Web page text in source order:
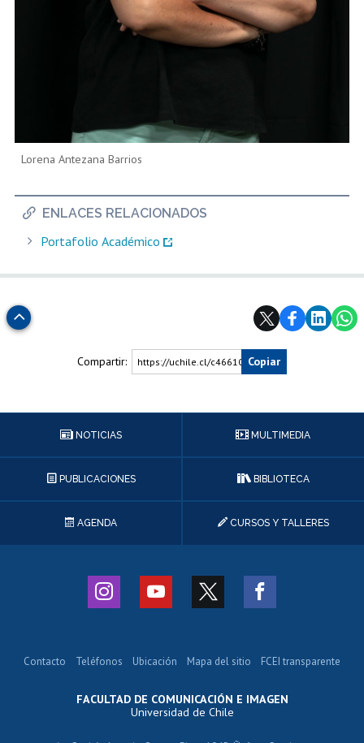
Lorena Antezana Barrios
ENLACES RELACIONADOS
Portafolio Académico
Subir
Compartir: https://uchile.cl/c46610 Copiar
NOTICIAS MULTIMEDIA
PUBLICACIONES BIBLIOTECA
AGENDA CURSOS Y TALLERES
FACULTAD DE COMUNICACIÓN E IMAGEN
Universidad de Chile
Contacto Teléfonos Ubicación Mapa del sitio FCEI transparente